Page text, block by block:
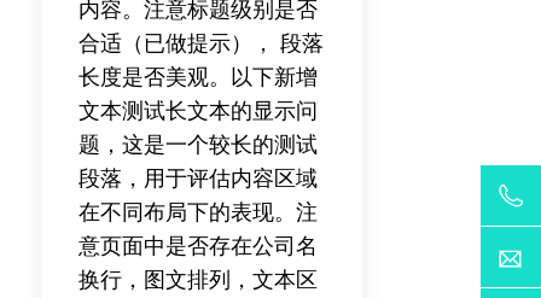
内容。注意标题级别是否
合适（已做提示）， 段落
长度是否美观。以下新增
文本测试长文本的显示问
题，这是一个较长的测试
段落，用于评估内容区域
在不同布局下的表现。注
意页面中是否存在公司名
换行，图文排列，文本区